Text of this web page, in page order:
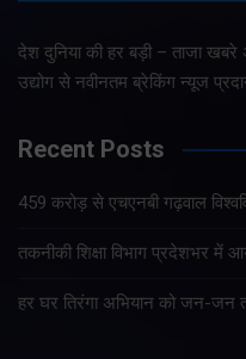
देश दुनिया की हर बड़ी – ताजा
उद्योग से नवीनतम ब्रेकिंग न्यूज
Recent Posts
459 करोड़ से एचएनबी गढ़वाल
तकनीकी शिक्षा विभाग प्रदेशभर में
हर घर तिरंगा अभियान को जन-जन